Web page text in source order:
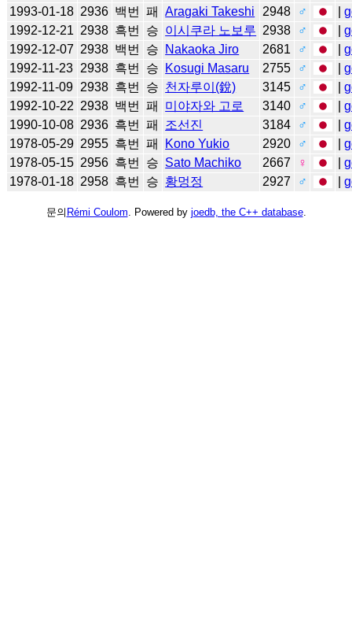
1993-01-18 2936 백번 패 Aragaki Takeshi 2948 ♂ |
1992-12-21 2938 흑번 승 이시쿠라 노보루 2938 ♂ |
1992-12-07 2938 백번 승 Nakaoka Jiro 2681 ♂ |
1992-11-23 2938 흑번 승 Kosugi Masaru 2755 ♂ |
1992-11-09 2938 흑번 승 천자루이(銳) 3145 ♂ |
1992-10-22 2938 백번 패 미야자와 고로 3140 ♂ |
1990-10-08 2936 흑번 패 조선진 3184 ♂ |
1978-05-29 2955 흑번 패 Kono Yukio 2920 ♂ |
1978-05-15 2956 흑번 승 Sato Machiko 2667 ♀ |
1978-01-18 2958 흑번 승 황멍정 2927 ♂ |
문의 Rémi Coulom . Powered by joedb, the C++ database.